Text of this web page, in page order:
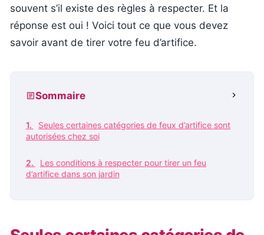
souvent s’il existe des règles à respecter. Et la
réponse est oui ! Voici tout ce que vous devez
savoir avant de tirer votre feu d’artifice.
Sommaire
Seules certaines catégories de feux d’artifice sont
autorisées chez soi
Les conditions à respecter pour tirer un feu
d’artifice dans son jardin